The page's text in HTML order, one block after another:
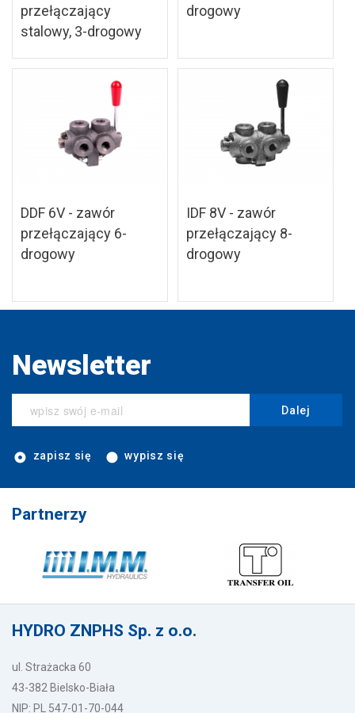
przełączający
stalowy, 3-drogowy
drogowy
DDF 6V - zawór
przełączający 6-
drogowy
IDF 8V - zawór
przełączający 8-
drogowy
Newsletter
Dalej
zapisz się wypisz się
Partnerzy
HYDRO ZNPHS Sp. z o.o.
ul. Strażacka 60
43-382 Bielsko-Biała
NIP: PL 547-01-70-044